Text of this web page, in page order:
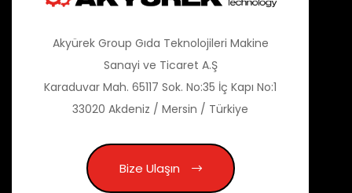
Akyürek Group Gıda Teknolojileri Makine
Sanayi ve Ticaret A.Ş
Karaduvar Mah. 65117 Sok. No:35 İç Kapı No:1
33020 Akdeniz / Mersin / Türkiye
Bize Ulaşın